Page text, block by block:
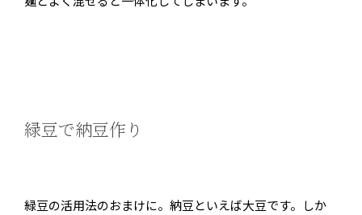
緑豆で納豆作り
緑豆の活用法のおまけに。納豆といえば大豆です。しか